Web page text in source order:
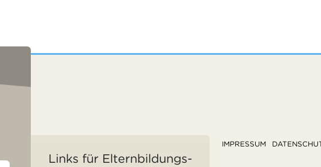
Links für Elternbildungs-
IMPRESSUM